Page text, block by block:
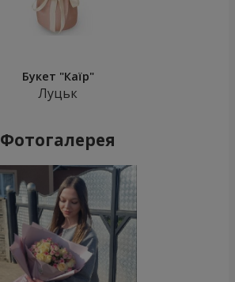
Букет "Каїр"
Луцьк
Фотогалерея